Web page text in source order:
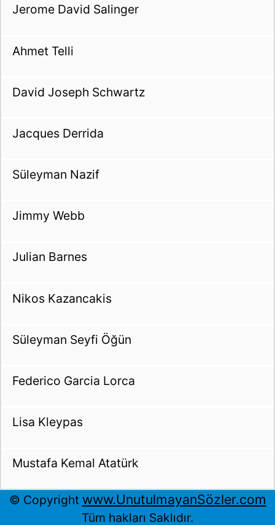
Jerome David Salinger
Ahmet Telli
David Joseph Schwartz
Jacques Derrida
Süleyman Nazif
Jimmy Webb
Julian Barnes
Nikos Kazancakis
Süleyman Seyfi Öğün
Federico Garcia Lorca
Lisa Kleypas
Mustafa Kemal Atatürk
© Copyright www.UnutulmayanSözler.com
Tüm hakları Saklıdır.